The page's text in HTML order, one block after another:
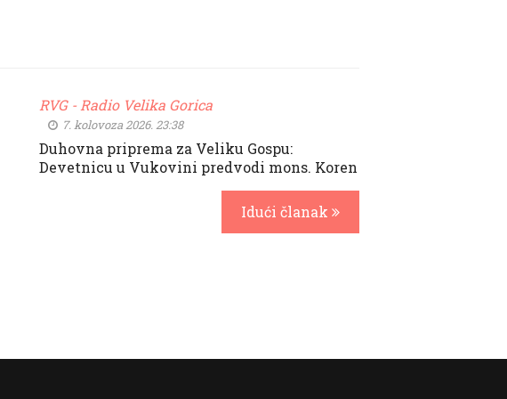
RVG - Radio Velika Gorica
7. kolovoza 2026. 23:38
Duhovna priprema za Veliku Gospu:
Devetnicu u Vukovini predvodi mons. Koren
Idući članak